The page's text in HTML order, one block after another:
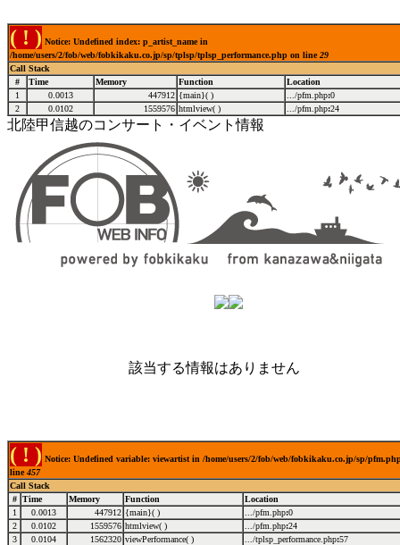
( ! ) Notice: Undefined index: p_artist_name in
/home/users/2/fob/web/fobkikaku.co.jp/sp/tplsp/tplsp_performance.php on line29
Call Stack
#
Time Memory Function
Location
1
0.0013 447912 {main}( ) .../pfm.php:0
2
0.0102 1559576 htmlview( ) .../pfm.php:24
北陸甲信越のコンサート・イベント情報
該当する情報はありません
( ! ) Notice: Undefined variable: viewartist in /home/users/2/fob/web/fobkikaku.co.jp/sp/
line457
Call Stack
# Time Memory Function
Location
1
0.0013 447912 {main}( ) .../pfm.php:0
2
0.0102 1559576 htmlview( ) .../pfm.php:24
3
0.0104 1562320 viewPerformance( ) .../tplsp_performance.php:57